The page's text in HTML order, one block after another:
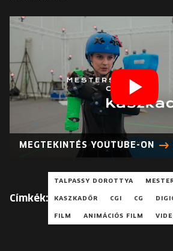
MEGTEKINTÉS YOUTUBE-ON
Címkék:
TALPASSY DOROTTYA
KASZKADŐR CGI CG
FILM ANIMÁCIÓS FILM